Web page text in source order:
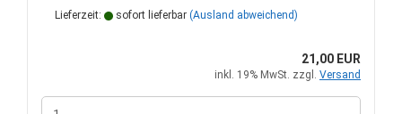
Lieferzeit: sofort lieferbar (Ausland abweichend)
21,00 EUR
inkl. 19% MwSt. zzgl. Versand